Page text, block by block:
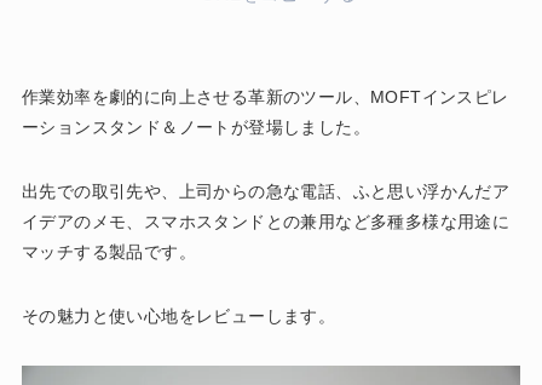
作業効率を劇的に向上させる革新のツール、MOFTインスピレ
ーションスタンド＆ノートが登場しました。
出先での取引先や、上司からの急な電話、ふと思い浮かんだア
イデアのメモ、スマホスタンドとの兼用など多種多様な用途に
マッチする製品です。
その魅力と使い心地をレビューします。